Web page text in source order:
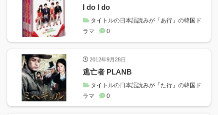
I do I do
タイトルの日本語読みが「あ行」の韓国ド
ラマ
0
2012年9月28日
逃亡者 PLANB
タイトルの日本語読みが「た行」の韓国ド
ラマ
0